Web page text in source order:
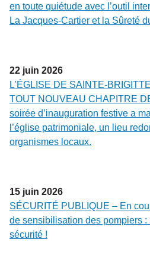
en toute quiétude avec l’outil
La Jacques-Cartier et la Sûreté
22 juin 2026
L’ÉGLISE DE SAINTE-
TOUT NOUVEAU CHAPITRE
soirée d’inauguration festive a
l’église patrimoniale, un lieu
organismes locaux.
15 juin 2026
SÉCURITÉ PUBLIQUE – En
de sensibilisation des pompiers :
sécurité !